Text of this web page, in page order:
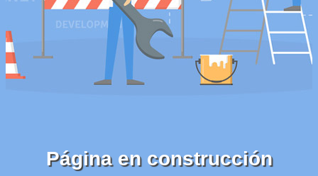
Página en construcción